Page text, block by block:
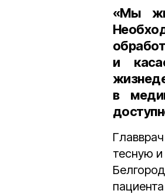
«Мы
и
в
тесную